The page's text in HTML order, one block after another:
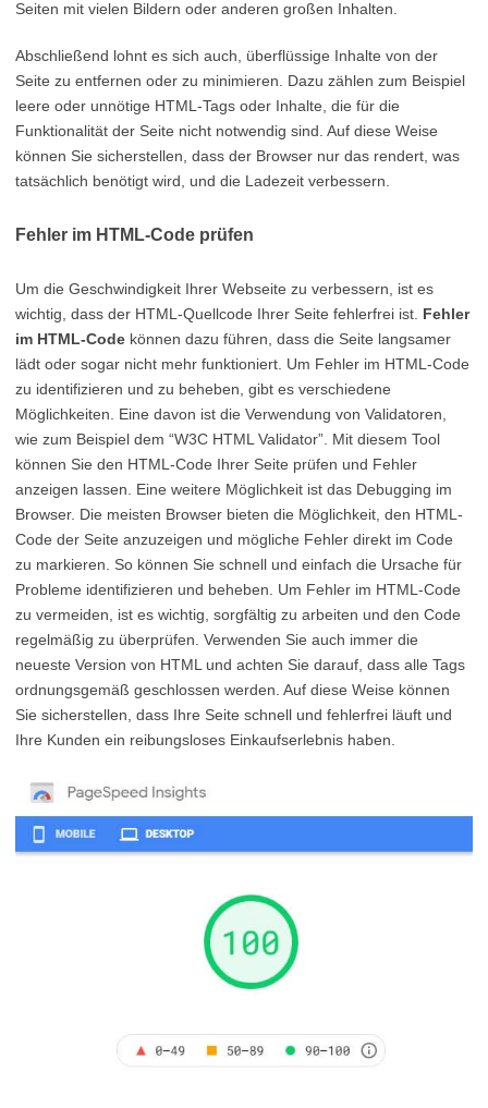
Seiten mit vielen Bildern oder anderen großen Inhalten.
Abschließend lohnt es sich auch, überflüssige Inhalte von der
Seite zu entfernen oder zu minimieren. Dazu zählen zum Beispiel
leere oder unnötige HTML-Tags oder Inhalte, die für die
Funktionalität der Seite nicht notwendig sind. Auf diese Weise
können Sie sicherstellen, dass der Browser nur das rendert, was
tatsächlich benötigt wird, und die Ladezeit verbessern.
Fehler im HTML-Code prüfen
Um die Geschwindigkeit Ihrer Webseite zu verbessern, ist es
wichtig, dass der HTML-Quellcode Ihrer Seite fehlerfrei ist. Fehler
im HTML-Code können dazu führen, dass die Seite langsamer
lädt oder sogar nicht mehr funktioniert. Um Fehler im HTML-Code
zu identifizieren und zu beheben, gibt es verschiedene
Möglichkeiten. Eine davon ist die Verwendung von Validatoren,
wie zum Beispiel dem “W3C HTML Validator”. Mit diesem Tool
können Sie den HTML-Code Ihrer Seite prüfen und Fehler
anzeigen lassen. Eine weitere Möglichkeit ist das Debugging im
Browser. Die meisten Browser bieten die Möglichkeit, den HTML-
Code der Seite anzuzeigen und mögliche Fehler direkt im Code
zu markieren. So können Sie schnell und einfach die Ursache für
Probleme identifizieren und beheben. Um Fehler im HTML-Code
zu vermeiden, ist es wichtig, sorgfältig zu arbeiten und den Code
regelmäßig zu überprüfen. Verwenden Sie auch immer die
neueste Version von HTML und achten Sie darauf, dass alle Tags
ordnungsgemäß geschlossen werden. Auf diese Weise können
Sie sicherstellen, dass Ihre Seite schnell und fehlerfrei läuft und
Ihre Kunden ein reibungsloses Einkaufserlebnis haben.